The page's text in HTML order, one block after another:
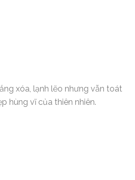
xóa, lạnh lẽo nhưng vẫn toát
hùng vĩ của thiên nhiên.